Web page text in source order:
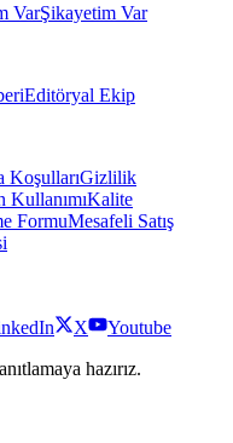
VarŞikayetim Var
Editöryal Ekip
KoşullarıGizlilik
KullanımıKalite
FormuMesafeli Satış
X
Youtube
hazırız.